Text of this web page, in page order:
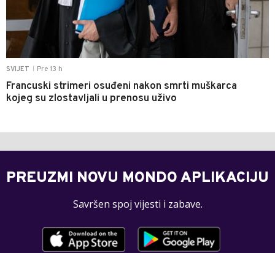
SVIJET Pre 13 h
Francuski strimeri osuđeni nakon smrti muškarca
kojeg su zlostavljali u prenosu uživo
PREUZMI NOVU MONDO APLIKACIJU
Savršen spoj vijesti i zabave.